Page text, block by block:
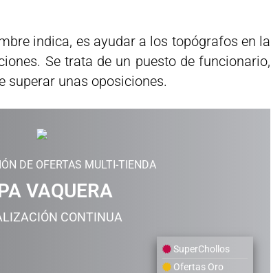
indica, es ayudar a los topógrafos en la
Se trata de un puesto de funcionario,
superar unas oposiciones.
DE OFERTAS MULTI-TIENDA
VAQUERA
CONTINUA
SuperChollos
Ofertas Oro